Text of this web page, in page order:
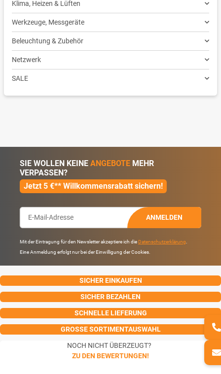
Klima, Heizen & Lüften
Werkzeuge, Messgeräte
Beleuchtung & Zubehör
Netzwerk
SALE
SIE WOLLEN KEINE ANGEBOTE MEHR
VERPASSEN?
Jetzt 5 €** Willkommensrabatt sichern!
ANMELDEN
Mit der Eintragung für den Newsletter akzeptiere ich die Datenschutzerklärung
Eine Anmeldung erfolgt nur bei der Einwilligung der Cookies.
SICHER EINKAUFEN
SICHER BEZAHLEN
SCHNELLE LIEFERUNG
GROSSE SORTIMENTAUSWAHL
NOCH NICHT ÜBERZEUGT?
ZU DEN BEWERTUNGEN!